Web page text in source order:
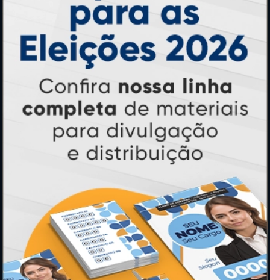
8:30h às 12h e 13h às 17:00h (dias úteis).
Telefones:
(41) 4063-6060
(11) 3090-0035
Mensagens:
Horário: 8:30h às 12h e 13h às 17:00h (dias
úteis).
Adesivos
Pastas
Ímãs
Cartão de Visita
Folder, Flyer e Panfleto